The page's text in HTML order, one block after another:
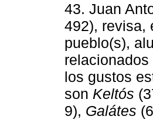
43. Juan
492), revisa,
pueblo(s),
los gustos
son Keltós
9), Galátes